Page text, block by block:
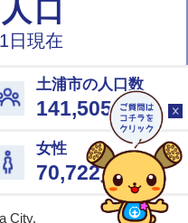
City.